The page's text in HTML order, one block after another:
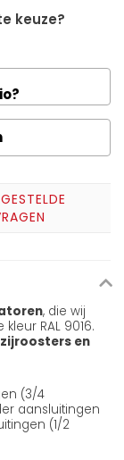
keuze?
, die wij
RAL 9016.
en
(3/4
aansluitingen
(1/2